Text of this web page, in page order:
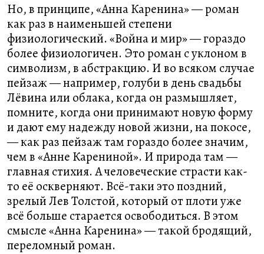
Но, в принципе, «Анна Каренина» — роман
как раз в наименьшей степени
физиологический. «Война и мир» — гораздо
более физиологичен. Это роман с уклоном в
символизм, в абстракцию. И во всяком случае
пейзаж — например, голуби в день свадьбы
Лёвина или облака, когда он размышляет,
помните, когда они принимают новую форму
и дают ему надежду новой жизни, на покосе,
— как раз пейзаж там гораздо более значим,
чем в «Анне Карениной». И природа там —
главная стихия. А человеческие страсти как-
то её оскверняют. Всё-таки это поздний,
зрелый Лев Толстой, который от плоти уже
всё больше старается освободиться. В этом
смысле «Анна Каренина» — такой бродящий,
переломный роман.